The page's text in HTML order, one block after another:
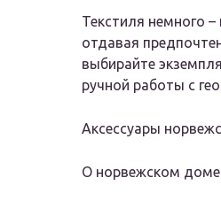
Текстиля немного
отдавая
выбирайте
ручной работы с
Аксессуары
О норвежском